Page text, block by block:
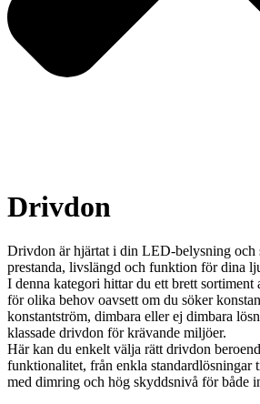
Drivdon
Drivdon är hjärtat i din LED-belysning och
prestanda, livslängd och funktion för dina
I denna kategori hittar du ett brett sortiment
för olika behov oavsett om du söker
konstantström, dimbara eller ej dimbara
klassade drivdon för krävande miljöer.
Här kan du enkelt välja rätt drivdon
funktionalitet, från enkla standardlösningar
med dimring och hög skyddsnivå för både